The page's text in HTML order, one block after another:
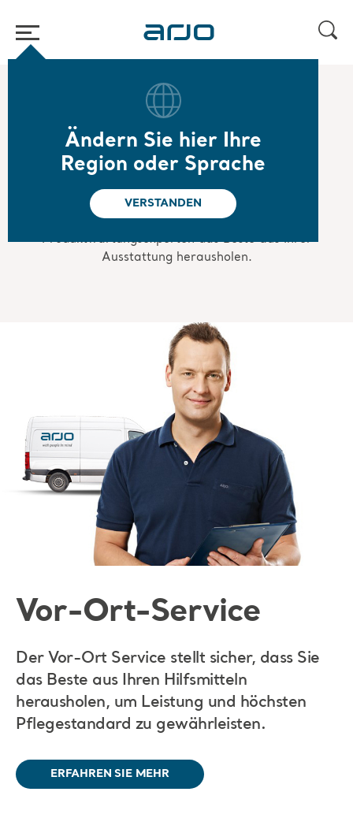
Ändern Sie hier Ihre
Region oder Sprache
VERSTANDEN
Geräteservice und -support
Produktsupport
Leistung optimieren: Mit unserem Team aus
Produktwartungsexperten das Beste aus Ihrer
Ausstattung herausholen.
Vor-Ort-Service
Der Vor-Ort Service stellt sicher, dass Sie
das Beste aus Ihren Hilfsmitteln
herausholen, um Leistung und höchsten
Pflegestandard zu gewährleisten.
ERFAHREN SIE MEHR